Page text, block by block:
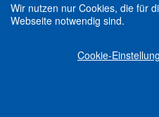
Wir nutzen nur Cookies, die für
Webseite notwendig sind.
Cookie-